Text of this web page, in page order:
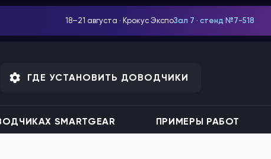
18–21 августа · Крокус ЭкспоЗал 7 · стенд №7-518
SMARTGEAR ПРИМЕРЫ РАБОТ
ГДЕ УСТАНОВИТЬ ДОВОДЧИКИ